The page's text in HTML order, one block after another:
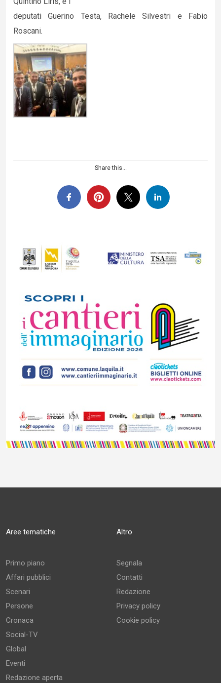
deputati Guerino Testa, Rachele Silvestri e Fabio
Roscani.
Share this...
Aree tematiche
Primo piano
Affari pubblici
Scenari
Persone
Cronaca
Social-TV
Global
Eventi
Redazione aperta
Altro
Segnala
Contatti
Redazione
Privacy policy
Cookie policy